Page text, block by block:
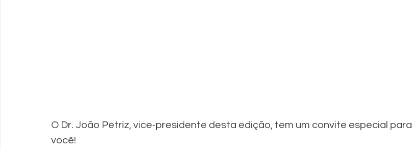
O Dr. João Petriz, vice-presidente desta edição, tem um convite especial para
você!